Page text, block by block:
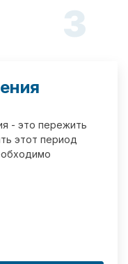
3
- это пережить
этот период